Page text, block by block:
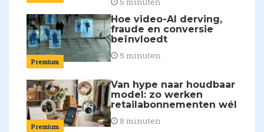
Premium
Hoe video-AI derving,
fraude en conversie
beïnvloedt
5 minuten
Premium
Van hype naar houdbaar
model: zo werken
retailabonnementen wél
8 minuten